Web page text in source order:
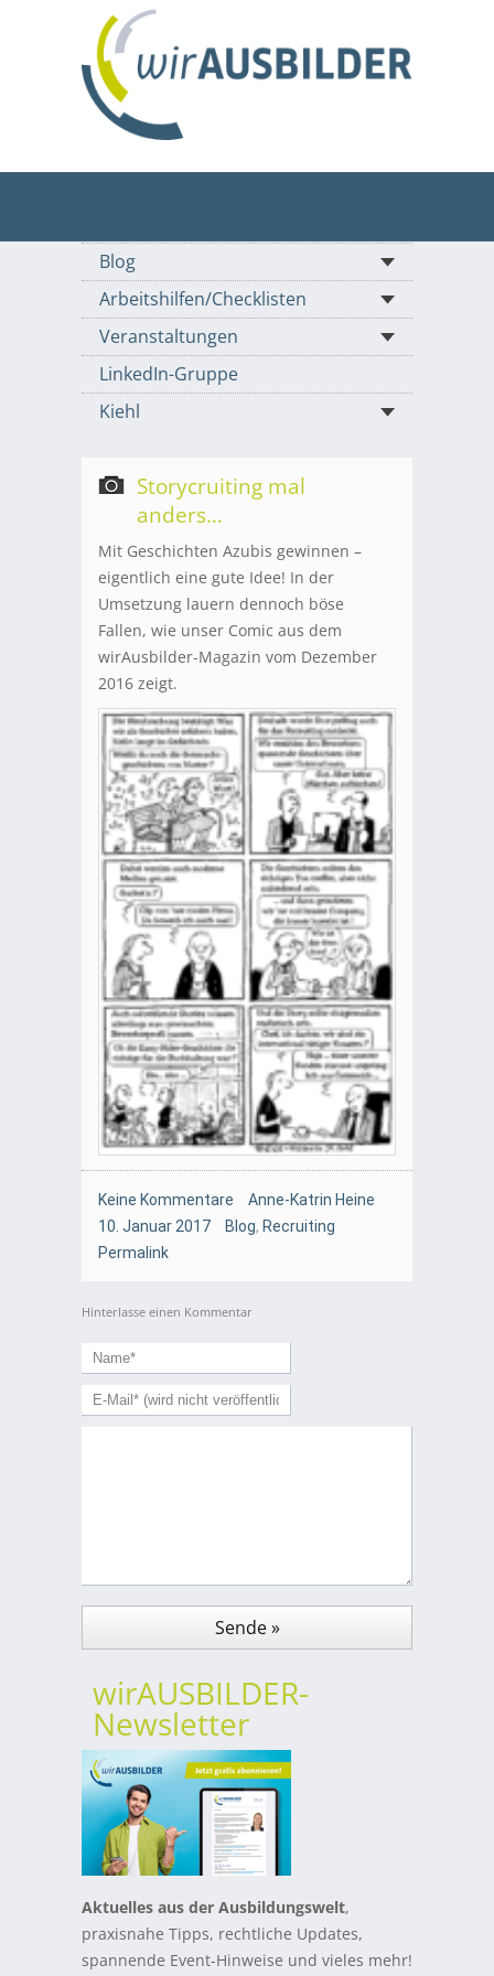
Blog
Arbeitshilfen/Checklisten
Veranstaltungen
LinkedIn-Gruppe
Kiehl
Storycruiting mal
anders…
Mit Geschichten Azubis gewinnen –
eigentlich eine gute Idee! In der
Umsetzung lauern dennoch böse
Fallen, wie unser Comic aus dem
wirAusbilder-Magazin vom Dezember
2016 zeigt.
Keine Kommentare
Anne-Katrin Heine
10. Januar 2017
Blog, Recruiting
Permalink
Hinterlasse einen Kommentar
wirAUSBILDER-
Newsletter
Aktuelles aus der Ausbildungswelt,
praxisnahe Tipps, rechtliche Updates,
spannende Event-Hinweise und vieles mehr!